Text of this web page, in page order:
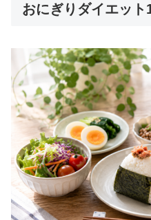
おにぎりダイエッ